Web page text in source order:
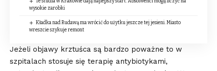
wysokie zarobki
Kładka nad Rudawą ma wrócić do użytku jeszcze tej jesieni. Miasto
wreszcie szykuje remont
Jeżeli objawy krztuśca są bardzo poważne to w
szpitalach stosuje się terapię antybiotykami,